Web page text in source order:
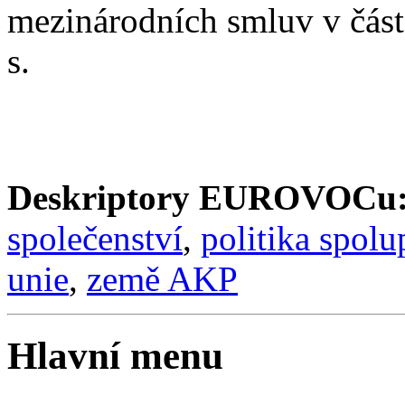
mezinárodních smluv v
s.
Deskriptory
společenství, politika
unie, země AKP
Hlavní menu